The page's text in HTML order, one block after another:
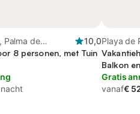
Palma de
10,0
8 personen, met Tuin
Playa de
Balkon
Gratis
vanaf€